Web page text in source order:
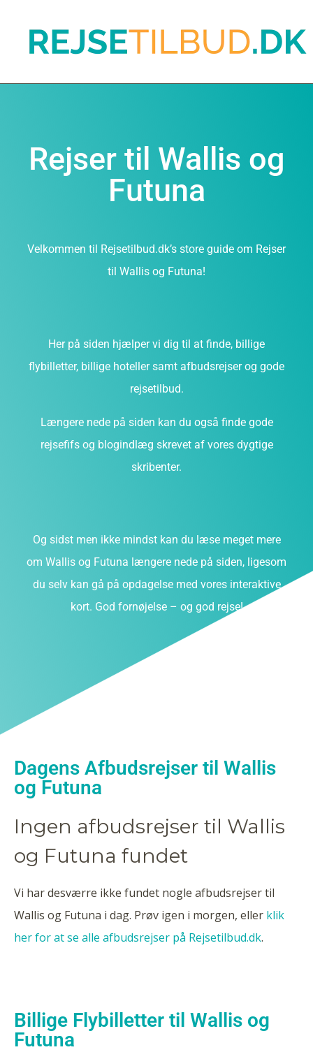
Rejser til Wallis og
Futuna
Velkommen til Rejsetilbud.dk’s store guide om Rejser
til Wallis og Futuna!
Her på siden hjælper vi dig til at finde, billige
flybilletter, billige hoteller samt afbudsrejser og gode
rejsetilbud.
Længere nede på siden kan du også finde gode
rejsefifs og blogindlæg skrevet af vores dygtige
skribenter.
Og sidst men ikke mindst kan du læse meget mere
om Wallis og Futuna længere nede på siden, ligesom
du selv kan gå på opdagelse med vores interaktive
kort. God fornøjelse – og god rejse!
Dagens Afbudsrejser til Wallis
og Futuna
Ingen afbudsrejser til Wallis
og Futuna fundet
Vi har desværre ikke fundet nogle afbudsrejser til
Wallis og Futuna i dag. Prøv igen i morgen, eller klik
her for at se alle afbudsrejser på Rejsetilbud.dk.
Billige Flybilletter til Wallis og
Futuna